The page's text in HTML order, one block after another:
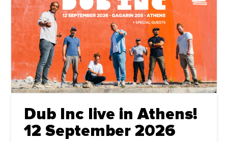
Dub Inc live in Athens!
12 September 2026